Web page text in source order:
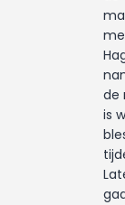
de
is